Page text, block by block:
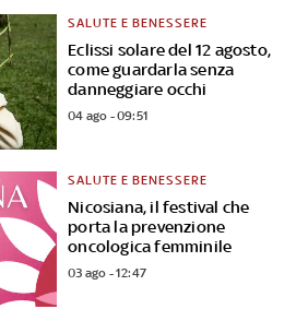
Eclissi solare del 12 agosto,
come guardarla senza
danneggiare occhi
SALUTE E BENESSERE
04 ago - 09:51
Nicosiana, il festival che
porta la prevenzione
oncologica femminile
SALUTE E BENESSERE
03 ago - 12:47